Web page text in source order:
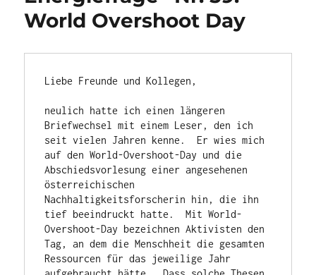
World Overshoot Day
Liebe Freunde und Kollegen,
neulich hatte ich einen längeren
Briefwechsel mit einem Leser, den ich
seit vielen Jahren kenne.  Er wies mich
auf den World-Overshoot-Day und die
Abschiedsvorlesung einer angesehenen
österreichischen
Nachhaltigkeitsforscherin hin, die ihn
tief beeindruckt hatte.  Mit World-
Overshoot-Day bezeichnen Aktivisten den
Tag, an dem die Menschheit die gesamten
Ressourcen für das jeweilige Jahr